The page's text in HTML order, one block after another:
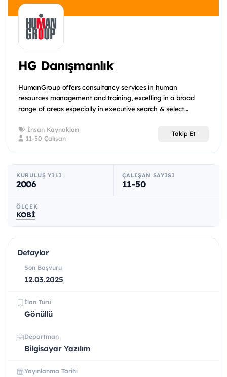
HG Danışmanlık
HumanGroup offers consultancy services in human
resources management and training, excelling in a broad
range of areas especially in executive search & select...
İnsan Kaynakları
11-50 Çalışan
Takip Et
KURULUŞ YILI
2006
ÇALIŞAN SAYISI
11-50
ÖLÇEK
KOBİ
Detaylar
Son Başvuru
12.03.2025
İlan Türü
Gönüllü
Departman
Bilgisayar Yazılım
Yayınlanma Tarihi